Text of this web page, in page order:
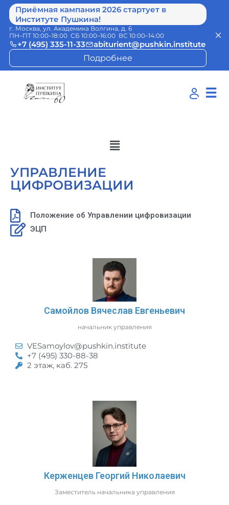
Приёмная кампания 2026 стартует в
Институте Пушкина!
г. Москва, ул. Академика Волгина, д. 6
ПН–ПТ 10:00–18:00 СБ 10:00–16:00 ВС 10:00–14:00
+7 (495) 335-11-33
abiturient@pushkin.institute
Подробнее
☰
УПРАВЛЕНИЕ
ЦИФРОВИЗАЦИИ
Положение об Управлении цифровизации
ЭЦП
Самойлов Вячеслав Евгеньевич
начальник управления
VESamoylov@pushkin.institute
+7 (495) 330-88-38
2 этаж, каб. 275
Керженцев Георгий Николаевич
Заместитель начальника управления